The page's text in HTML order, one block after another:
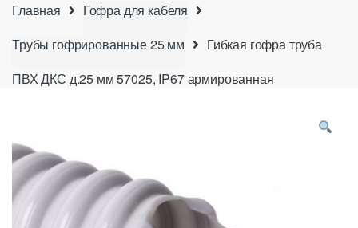
Главная
Гофра для кабеля
Трубы гофрированные 25 мм
Гибкая гофра труба
ПВХ ДКС д.25 мм 57025, IP67 армированная